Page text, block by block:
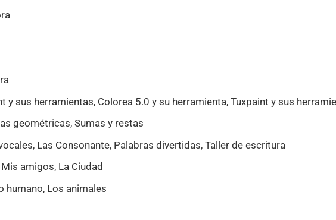
y sus herramientas, Colorea 5.0 y su herramienta, Tuxpaint y sus
geométricas, Sumas y restas
Las Consonante, Palabras divertidas, Taller de escritura
amigos, La Ciudad
humano, Los animales